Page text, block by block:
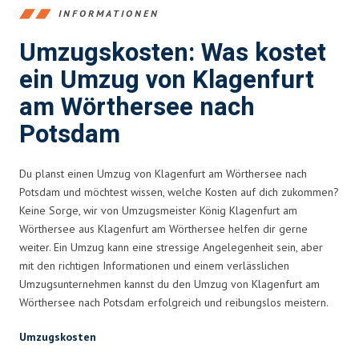
INFORMATIONEN
Umzugskosten: Was kostet
ein Umzug von Klagenfurt
am Wörthersee nach
Potsdam
Du planst einen Umzug von Klagenfurt am Wörthersee nach
Potsdam und möchtest wissen, welche Kosten auf dich zukommen?
Keine Sorge, wir von Umzugsmeister König Klagenfurt am
Wörthersee aus Klagenfurt am Wörthersee helfen dir gerne
weiter. Ein Umzug kann eine stressige Angelegenheit sein, aber
mit den richtigen Informationen und einem verlässlichen
Umzugsunternehmen kannst du den Umzug von Klagenfurt am
Wörthersee nach Potsdam erfolgreich und reibungslos meistern.
Umzugskosten